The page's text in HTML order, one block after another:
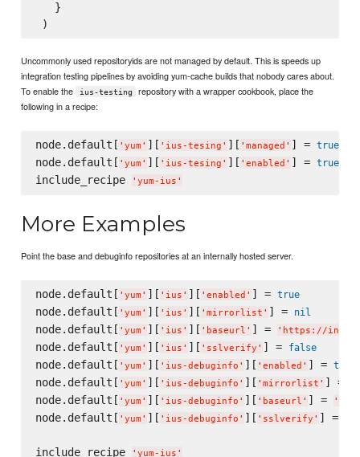
   }
Uncommonly used repositoryids are not managed by default. This is speeds up
integration testing pipelines by avoiding yum-cache builds that nobody cares about.
To enable the
ius-testing
repository with a wrapper cookbook, place the
following in a recipe:
node.default[ ' yum ' ][ ' ius-tesing ' ][ ' managed ' ] = true
node.default[ ' yum ' ][ ' ius-tesing ' ][ ' enabled ' ] = true
include_recipe ' yum-ius '
More Examples
Point the base and debuginfo repositories at an internally hosted server.
node.default[ ' yum ' ][ ' ius ' ][ ' enabled ' ] = true
node.default[ ' yum ' ][ ' ius ' ][ ' mirrorlist ' ] = nil
node.default[ ' yum ' ][ ' ius ' ][ ' baseurl ' ] = ' https://
node.default[ ' yum ' ][ ' ius ' ][ ' sslverify ' ] = false
node.default[ ' yum ' ][ ' ius-debuginfo ' ][ ' enabled ' ] = true
node.default[ ' yum ' ][ ' ius-debuginfo ' ][ ' mirrorlist ' ] =
node.default[ ' yum ' ][ ' ius-debuginfo ' ][ ' baseurl ' ] = '
node.default[ ' yum ' ][ ' ius-debuginfo ' ][ ' sslverify ' ] =
include_recipe ' yum-ius '